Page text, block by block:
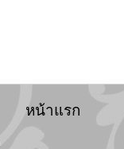
หน้าแรก